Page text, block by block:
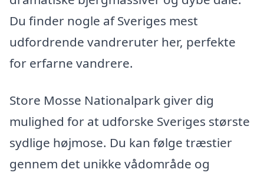
Du finder nogle af Sveriges mest
udfordrende vandreruter her, perfekte
for erfarne vandrere.
Store Mosse Nationalpark giver dig
mulighed for at udforske Sveriges største
sydlige højmose. Du kan følge træstier
gennem det unikke vådområde og